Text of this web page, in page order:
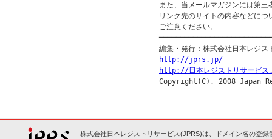
また、当メールマガジンには第
リンク先のサイトの内容などに
ご注意ください。
http://jprs.jp/
http://日本レジストリサービ
株式会社日本レジストリサービス(JPRS)は、ドメイン名の登録